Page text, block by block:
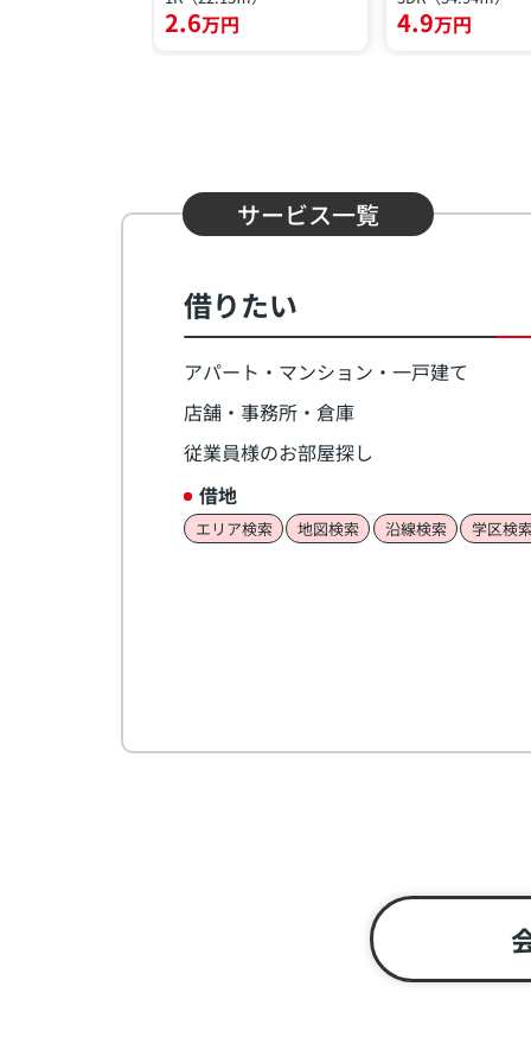
2.6万円 4.9万円
サービス一覧
借りたい
アパート・マンション・一戸建て
店舗・事務所・倉庫
従業員様のお部屋探し
借地
エリア検索 地図検索 沿線検索 学区検